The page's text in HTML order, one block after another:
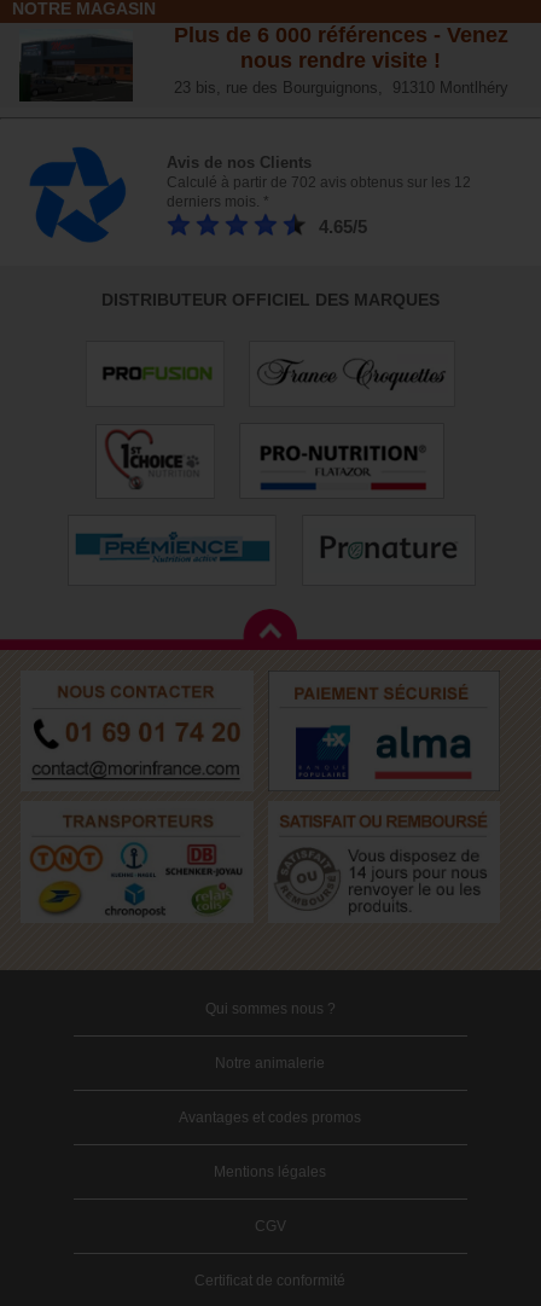
NOTRE MAGASIN
Plus de 6 000 références - Venez
nous rendre visite !
23 bis, rue des Bourguignons, 91310 Montlhéry
Avis de nos Clients
Calculé à partir de 702 avis obtenus sur les 12
derniers mois. *
4.65/5
DISTRIBUTEUR OFFICIEL DES MARQUES
Qui sommes nous ?
Notre animalerie
Avantages et codes promos
Mentions légales
CGV
Certificat de conformité